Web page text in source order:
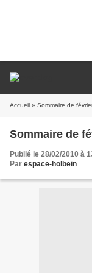
Accueil » Sommaire de
Sommaire de
Publié le 28/02/2010 à
Par espace-holbein